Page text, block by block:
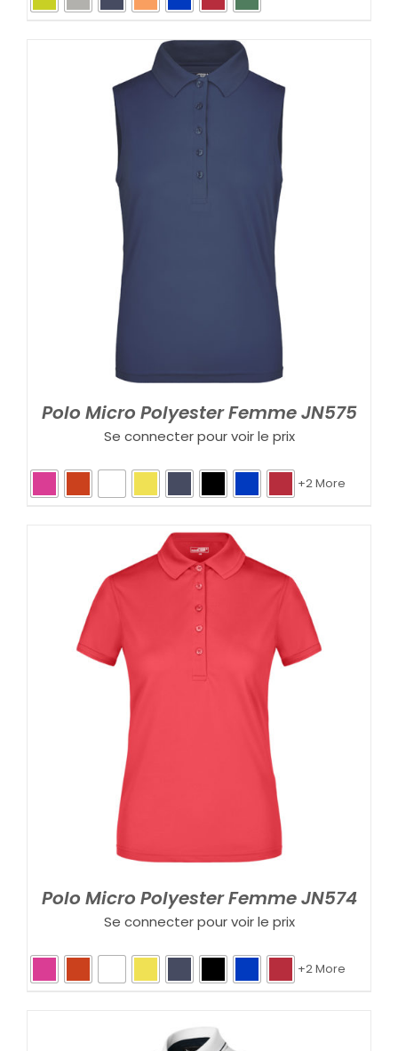
Polo Micro Polyester Femme JN575
Se connecter pour voir le prix
+2 More
Polo Micro Polyester Femme JN574
Se connecter pour voir le prix
+2 More